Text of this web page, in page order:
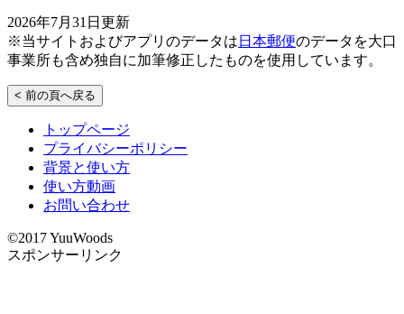
2026年7月31日更新
※当サイトおよびアプリのデータは 日本郵便のデータを大口
事業所も含め独自に加筆修正したものを使用しています。
< 前の頁へ戻る
トップページ
プライバシーポリシー
背景と使い方
使い方動画
お問い合わせ
©2017 YuuWoods
スポンサーリンク